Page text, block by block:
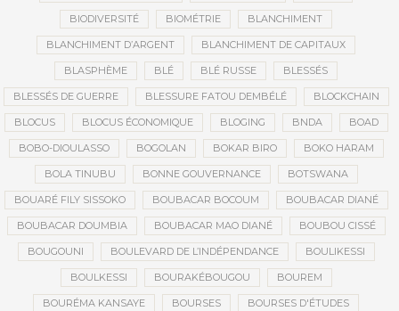
BIODIVERSITÉ BIOMÉTRIE BLANCHIMENT
BLANCHIMENT D’ARGENT BLANCHIMENT DE CAPITAUX
BLASPHÈME BLÉ BLÉ RUSSE BLESSÉS
BLESSÉS DE GUERRE BLESSURE FATOU DEMBÉLÉ BLOCKCHAIN
BLOCUS BLOCUS ÉCONOMIQUE BLOGING BNDA BOAD
BOBO-DIOULASSO BOGOLAN BOKAR BIRO BOKO HARAM
BOLA TINUBU BONNE GOUVERNANCE BOTSWANA
BOUARÉ FILY SISSOKO BOUBACAR BOCOUM BOUBACAR DIANÉ
BOUBACAR DOUMBIA BOUBACAR MAO DIANÉ BOUBOU CISSÉ
BOUGOUNI BOULEVARD DE L’INDÉPENDANCE BOULIKESSI
BOULKESSI BOURAKÉBOUGOU BOUREM
BOURÉMA KANSAYE BOURSES BOURSES D'ÉTUDES